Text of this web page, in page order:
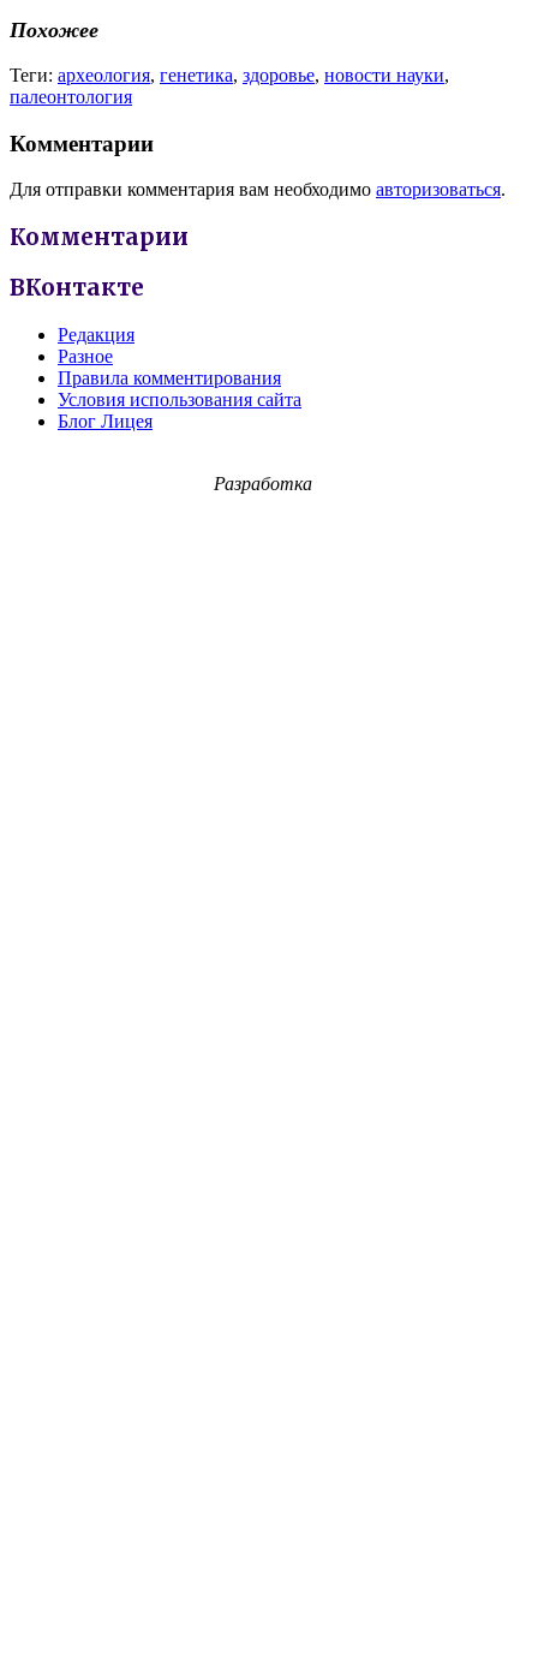
Похожее
Теги: археология, генетика, здоровье, новости науки,
палеонтология
Комментарии
Для отправки комментария вам необходимо авторизоваться.
Комментарии
ВКонтакте
Редакция
Разное
Правила комментирования
Условия использования сайта
Блог Лицея
Разработка